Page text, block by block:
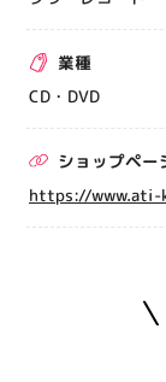
アティビジ
業種
CD・DVD
ショップペー
https://www.ati-